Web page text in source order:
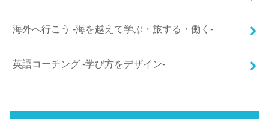
海外へ行こう -海を越えて学ぶ・旅する・働く-
英語コーチング -学び方をデザイン-